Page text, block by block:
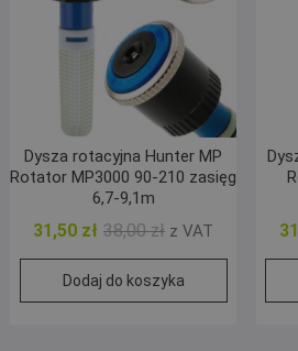
Dysza rotacyjna Hunter MP
Rotator MP3000 90-210 zasięg
6,7-9,1m
38,00zł Pierwotna
cena
wynosiła:
38,00 zł.
31,50 zł
Aktualna
cena
wynosi:
31,50 zł.
z VAT
Dodaj do koszyka